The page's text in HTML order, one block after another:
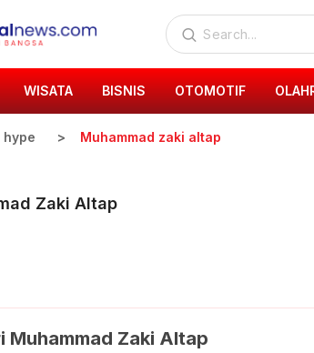
WISATA BISNIS OTOMOTIF
hype Muhammad zaki altap
Zaki Altap
Muhammad Zaki Altap